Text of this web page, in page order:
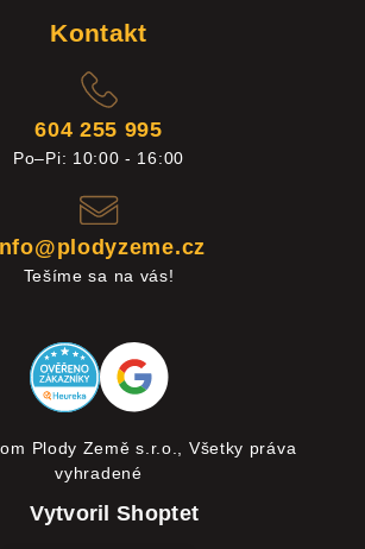
Kontakt
604 255 995
Po–Pi: 10:00 - 16:00
Tešíme sa na vás!
Plody Země s.r.o., Všetky práva
vyhradené
Vytvoril Shoptet